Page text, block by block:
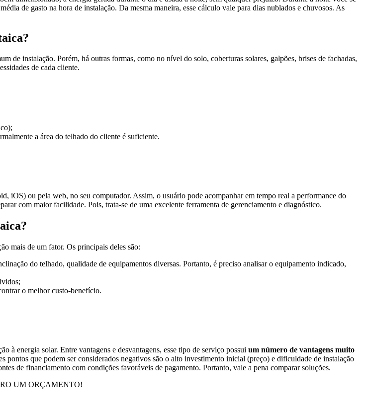
de gasto na hora de instalação. Da mesma maneira, esse cálculo vale para dias nublados e chuvosos. As
de instalação. Porém, há outras formas, como no nível do solo, coberturas solares, galpões, brises de fachadas,
de cada cliente.
a área do telhado do cliente é suficiente.
iOS) ou pela web, no seu computador. Assim, o usuário pode acompanhar em tempo real a performance do
com maior facilidade. Pois, trata-se de uma excelente ferramenta de gerenciamento e diagnóstico.
mais de um fator. Os principais deles são:
do telhado, qualidade de equipamentos diversas. Portanto, é preciso analisar o equipamento indicado,
o melhor custo-benefício.
à energia solar. Entre vantagens e desvantagens, esse tipo de serviço possui um número de vantagens muito
pontos que podem ser considerados negativos são o alto investimento inicial (preço) e dificuldade de instalação
de financiamento com condições favoráveis de pagamento. Portanto, vale a pena comparar soluções.
UM ORÇAMENTO!